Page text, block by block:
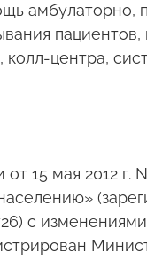
пациентов,
центра,
от 15 мая 2012
с